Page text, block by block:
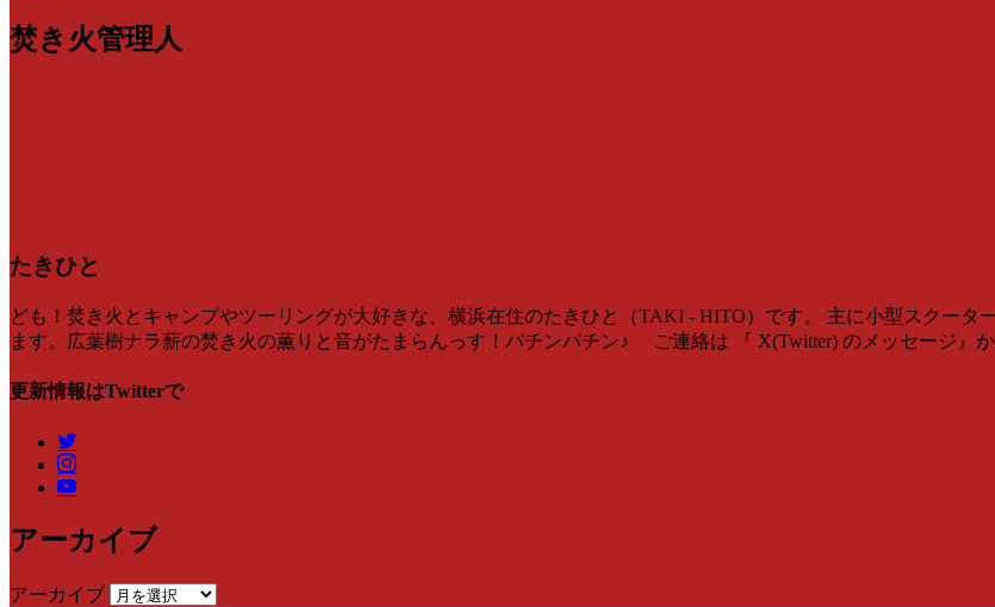
焚き火管理人
たきひと
ども！焚き火とキャンプやツーリングが大好きな、横浜在住のたきひと（TAKI - HITO）です。 主に小型スクー
ます。広葉樹ナラ薪の焚き火の薫りと音がたまらんっす！パチンパチン♪ ご連絡は 『 X(Twitter) のメッセージ』
更新情報はTwitterで
アーカイブ
アーカイブ